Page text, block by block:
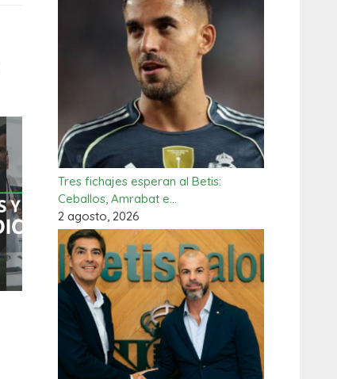
Tres fichajes esperan al Betis:
Ceballos, Amrabat e…
2 agosto, 2026